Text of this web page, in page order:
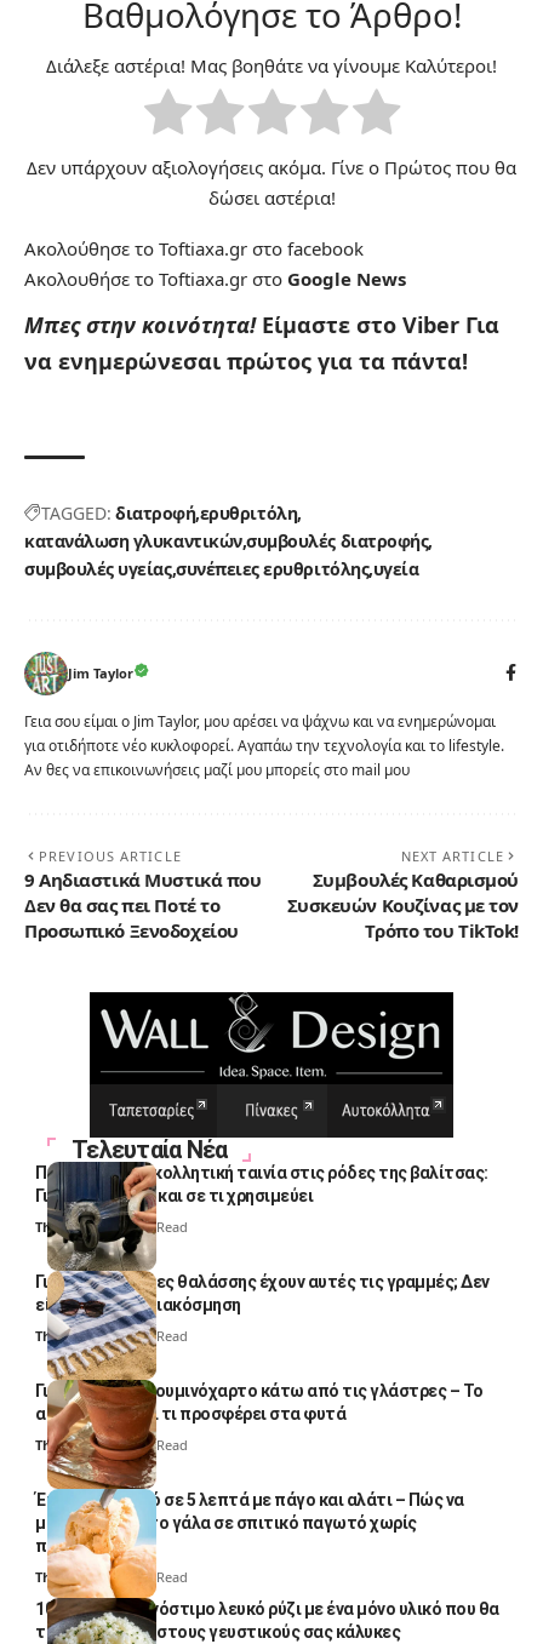
Βαθμολόγησε το Άρθρο!
Διάλεξε αστέρια! Μας βοηθάτε να γίνουμε Καλύτεροι!
Δεν υπάρχουν αξιολογήσεις ακόμα. Γίνε ο Πρώτος που θα
δώσει αστέρια!
Ακολούθησε το Toftiaxa.gr στο facebook
Ακολουθήσε το Toftiaxa.gr στο Google News
Μπες στην κοινότητα! Είμαστε στο Viber Για
να ενημερώνεσαι πρώτος για τα πάντα!
TAGGED: διατροφήερυθριτόλη
κατανάλωση γλυκαντικώνσυμβουλές διατροφής
συμβουλές υγείαςσυνέπειες ερυθριτόλης υγεία
Jim Taylor
Γεια σου είμαι ο Jim Taylor, μου αρέσει να ψάχνω και να ενημερώνομαι
για οτιδήποτε νέο κυκλοφορεί. Αγαπάω την τεχνολογία και το lifestyle.
Αν θες να επικοινωνήσεις μαζί μου μπορείς στο mail μου
PREVIOUS ARTICLE
9 Αηδιαστικά Μυστικά που
Δεν θα σας πει Ποτέ το
Προσωπικό Ξενοδοχείου
NEXT ARTICLE
Συμβουλές Καθαρισμού
Συσκευών Κουζίνας με τον
Τρόπο του TikTok!
Τελευταία Νέα
Πολλοί βάζουν κολλητική ταινία στις ρόδες της βαλίτσας:
Γιατί το κάνουν και σε τι χρησιμεύει
Thali Ombre4 Min Read
Γιατί οι πετσέτες θαλάσσης έχουν αυτές τις γραμμές; Δεν
είναι μόνο για διακόσμηση
Thali Ombre5 Min Read
Γιατί βάζουν αλουμινόχαρτο κάτω από τις γλάστρες – Το
απλό κόλπο και τι προσφέρει στα φυτά
Thali Ombre4 Min Read
Έτοιμο παγωτό σε 5 λεπτά με πάγο και αλάτι – Πώς να
μετατρέψετε το γάλα σε σπιτικό παγωτό χωρίς
παγωτομηχανή
Thali Ombre 4 Min Read
10 φορές ποιο νόστιμο λευκό ρύζι με ένα μόνο υλικό που θα
το απογειώσει στους γευστικούς σας κάλυκες